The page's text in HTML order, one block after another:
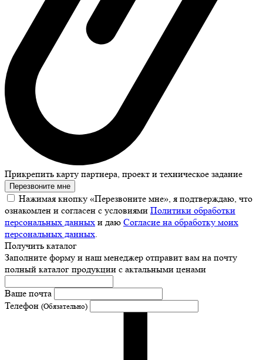
Прикрепить карту партнера, проект и техническое задание
Перезвоните мне
Нажимая кнопку «Перезвоните мне», я подтверждаю, что
ознакомлен и согласен с условиями Политики обработки
персональных данных и даю Согласие на обработку моих
персональных данных
Получить каталог
Заполните форму и наш менеджер отправит вам на почту
полный каталог продукции с актальными ценами
Ваше почта
Телефон (Обязательно)